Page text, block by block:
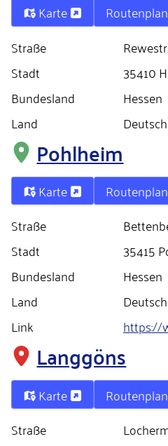
Karte
Straße
Stadt
35410
Bundesland
Hessen
Land
Pohlheim
Karte
Straße
Stadt
35415
Bundesland
Hessen
Land
Link
https://
Langgöns
Karte
Straße